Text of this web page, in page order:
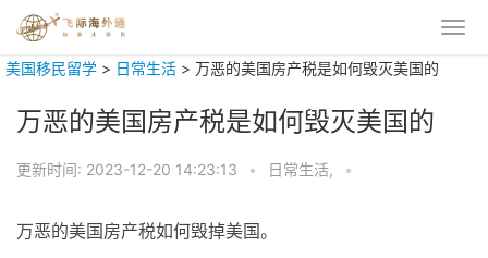
美国移民留学 > 日常生活 > 万恶的美国房产税是如何毁灭美国的
万恶的美国房产税是如何毁灭美国的
更新时间: 2023-12-20 14:23:13 • 日常生活, •
万恶的美国房产税如何毁掉美国。